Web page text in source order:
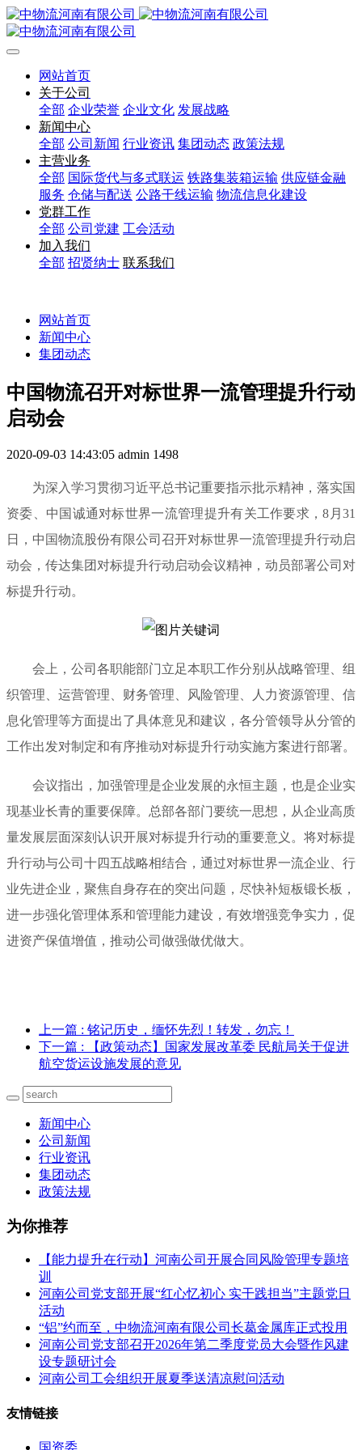
网站首页
关于公司
全部 企业荣誉 企业文化 发展战略
新闻中心
全部 公司新闻 行业资讯 集团动态 政策法规
主营业务
全部 国际货代与多式联运 铁路集装箱运输 供应链金融
服务 仓储与配送 公路干线运输 物流信息化建设
党群工作
全部 公司党建 工会活动
加入我们
全部 招贤纳士 联系我们
网站首页
新闻中心
集团动态
中国物流召开对标世界一流管理提升行动
启动会
2020-09-03 14:43:05 admin 1498
为深入学习贯彻习近平总书记重要指示批示精神，落实国
资委、中国诚通对标世界一流管理提升有关工作要求，8月31
日，中国物流股份有限公司召开对标世界一流管理提升行动启
动会，传达集团对标提升行动启动会议精神，动员部署公司对
标提升行动。
会上，公司各职能部门立足本职工作分别从战略管理、组
织管理、运营管理、财务管理、风险管理、人力资源管理、信
息化管理等方面提出了具体意见和建议，各分管领导从分管的
工作出发对制定和有序推动对标提升行动实施方案进行部署。
会议指出，加强管理是企业发展的永恒主题，也是企业实
现基业长青的重要保障。总部各部门要统一思想，从企业高质
量发展层面深刻认识开展对标提升行动的重要意义。将对标提
升行动与公司十四五战略相结合，通过对标世界一流企业、行
业先进企业，聚焦自身存在的突出问题，尽快补短板锻长板，
进一步强化管理体系和管理能力建设，有效增强竞争实力，促
进资产保值增值，推动公司做强做优做大。
上一篇 : 铭记历史，缅怀先烈！转发，勿忘！
下一篇 : 【政策动态】国家发展改革委 民航局关于促进
航空货运设施发展的意见
新闻中心
公司新闻
行业资讯
集团动态
政策法规
为你推荐
【能力提升在行动】河南公司开展合同风险管理专题培
训
河南公司党支部开展“红心忆初心 实干践担当”主题党日
活动
“铝”约而至，中物流河南有限公司长葛金属库正式投用
河南公司党支部召开2026年第二季度党员大会暨作风建
设专题研讨会
河南公司工会组织开展夏季送清凉慰问活动
友情链接
国资委